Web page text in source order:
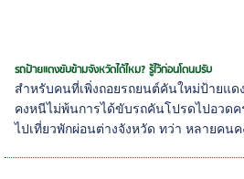
รถป้ายแดงขับข้ามจังหวัดได้ไหม? รู้ไว้ก่อนโดนปรับ
สำหรับคนที่เพิ่งถอยรถยนต์คันใหม่ป้ายแด
คงหนีไม่พ้นการได้ขับรถคันโปรดไปอวด
ไปเที่ยวพักผ่อนต่างจังหวัด ทว่า หลายคนค